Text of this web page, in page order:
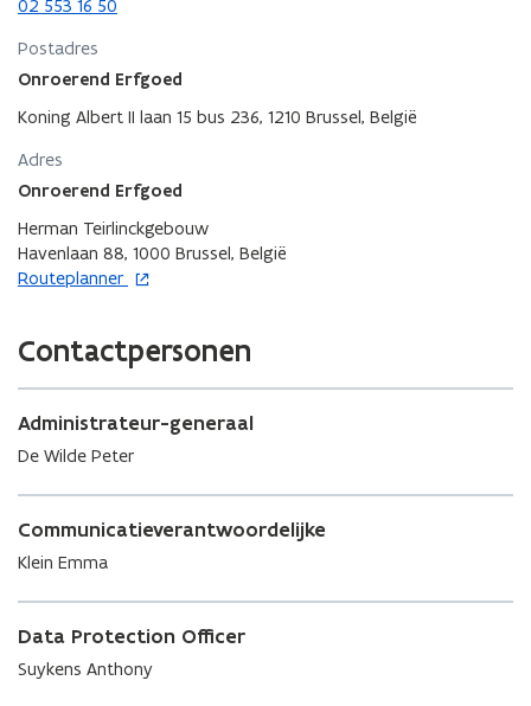
e
w
v
e
s
t
r
n
i
e
u
w
v
e
s
t
e
02 553 16 50
Postadres
Onroerend Erfgoed
Koning Albert II laan 15 bus 236, 1210 Brussel, België
Adres
Onroerend Erfgoed
Herman Teirlinckgebouw
Havenlaan 88, 1000 Brussel, België
Routeplanner
o
n
n
n
e
u
w
v
e
n
s
t
Contactpersonen
Administrateur-generaal
De Wilde Peter
Communicatieverantwoordelijke
Klein Emma
Data Protection Officer
Suykens Anthony